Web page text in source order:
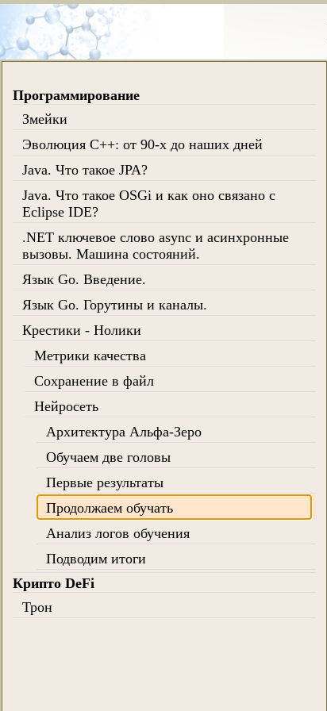
Программирование
Змейки
Эволюция C++: от 90-х до наших дней
Java. Что такое JPA?
Java. Что такое OSGi и как оно связано с
Eclipse IDE?
.NET ключевое слово async и асинхронные
вызовы. Машина состояний.
Язык Go. Введение.
Язык Go. Горутины и каналы.
Крестики - Нолики
Метрики качества
Сохранение в файл
Нейросеть
Архитектура Альфа-Зеро
Обучаем две головы
Первые результаты
Продолжаем обучать
Анализ логов обучения
Подводим итоги
Крипто DeFi
Трон